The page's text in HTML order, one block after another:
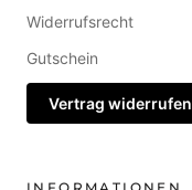
Widerrufsrecht
Gutschein
Vertrag widerrufen
INFORMATIONEN